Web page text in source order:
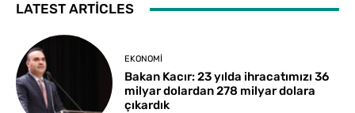
LATEST ARTICLES
EKONOMI
Bakan Kacır: 23 yılda ihracatımızı 36
milyar dolardan 278 milyar dolara
çıkardık